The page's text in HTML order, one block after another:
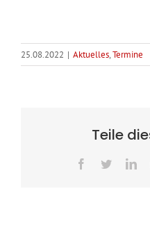
25.08.2022 | Aktuelles,Termine
Teile
Facebook
Twitter